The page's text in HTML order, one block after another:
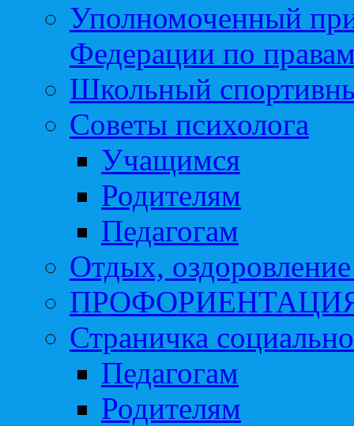
Уполномоченный
Федерации по
Школьный
Советы психолога
Учащимся
Родителям
Педагогам
Отдых, оздоровление
Страничка
Педагогам
Родителям